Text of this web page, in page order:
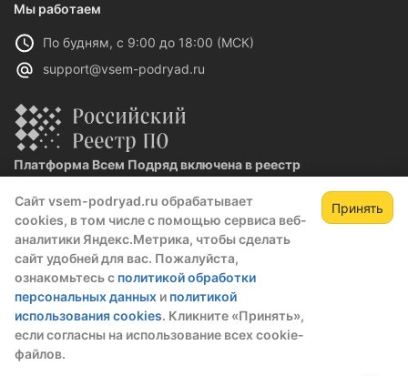
Сайт vsem-podryad.ru обрабатывает
cookies, в том числе с помощью сервиса веб-
аналитики Яндекс.Метрика, чтобы сделать
сайт удобней для вас. Пожалуйста,
ознакомьтесь с политикой обработки
персональных данных и политикой
использования cookies. Кликните «Принять»,
если согласны на использование всех cookie-
файлов.
Принять
Мы работаем
По будням, с 9:00 до 18:00 (МСК)
support@vsem-podryad.ru
Платформа Всем Подряд включена в реестр
Реестровая запись №32021 от 06.02.2026
Политика конфиденциальности
О компании
© 2016 — 2026 ООО "Промтех"